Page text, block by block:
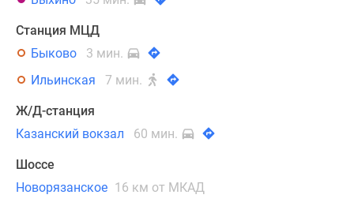
Станция МЦД
Быково
3 мин.
Ильинская
7 мин.
Ж/Д-станция
Казанский вокзал
60 мин.
Шоссе
Новорязанское 16 км от МКАД